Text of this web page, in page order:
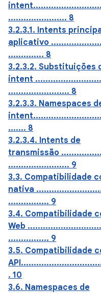
....................... 8
3.2.3.1. Intents
aplicativo
.............. 8
3.2.3.2. Substituições
intent
........................ 8
3.2.3.3. Namespaces
....... 8
3.2.3.4. Intents de
transmissão
........................ 9
3.3. Compatibilidade
nativa
................ 9
3.4. Compatibilidade
Web
................ 9
3.5. Compatibilidade
. 10
3.6. Namespaces de